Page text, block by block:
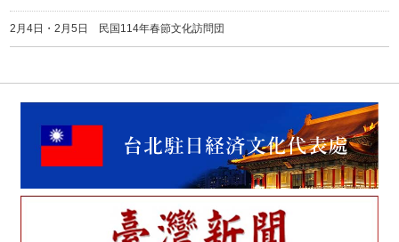
2月4日・2月5日 民国114年春節文化訪問団